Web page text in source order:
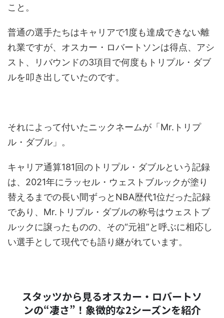
こと。
普通の選手たちはキャリアで1度も達成できない離
れ業ですが、オスカー・ロバートソンは得点、アシ
スト、リバウンドの3項目で何度もトリプル・ダブ
ルを叩き出していたのです。
それによって付いたニックネームが「Mr.トリプ
ル・ダブル」。
キャリア通算181回のトリプル・ダブルという記録
は、2021年にラッセル・ウェストブルックが塗り
替えるまでの長い間ずっとNBA歴代1位だった記録
であり、Mr.トリプル・ダブルの称号はウェストブ
ルックに譲ったものの、その“元祖”と呼ぶに相応し
い選手として現代でも語り継がれています。
スタッツから見るオスカー・ロバートソ
ンの“凄さ”！象徴的な2シーズンを紹介